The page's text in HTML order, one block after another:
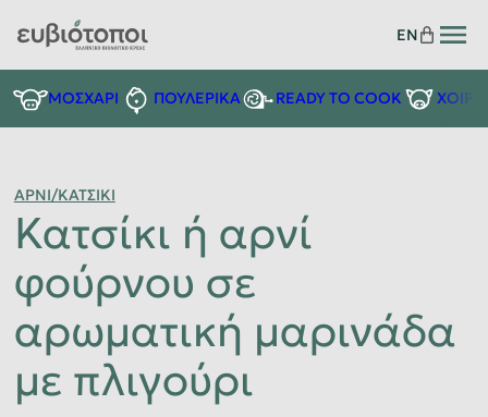
EN
ΜΟΣΧΑΡΙ ΠΟΥΛΕΡΙΚΑ READY TO COOK
ΑΡΝΙ/ΚΑΤΣΙΚΙ
Κατσίκι ή αρνί
φούρνου σε
αρωματική μαρινάδα
με πλιγούρι